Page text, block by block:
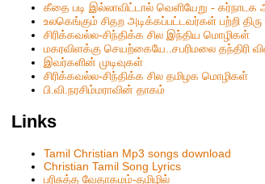
கீதை படி இல்லாவிட்டால் வெளியேறு - கர்நாடக
உலகெங்கும் சிதற அடிக்கப்பட்டவர்கள் பற்றி
சிரிக்கவல்ல-சிந்திக்க சில இந்திய மொழிகள்
மகரவிளக்கு செயற்கையே..சபரிமலை தந்திரி
இவர்களின் முடிவுகள்
சிரிக்கவல்ல-சிந்திக்க சில தமிழக மொழிகள்
பி.வி.நரசிம்மராவின் தாகம்
Links
Tamil Christian Mp3 songs download
Christian Tamil Song Lyrics
பரிசுத்த வேதாகமம்-தமிழில்